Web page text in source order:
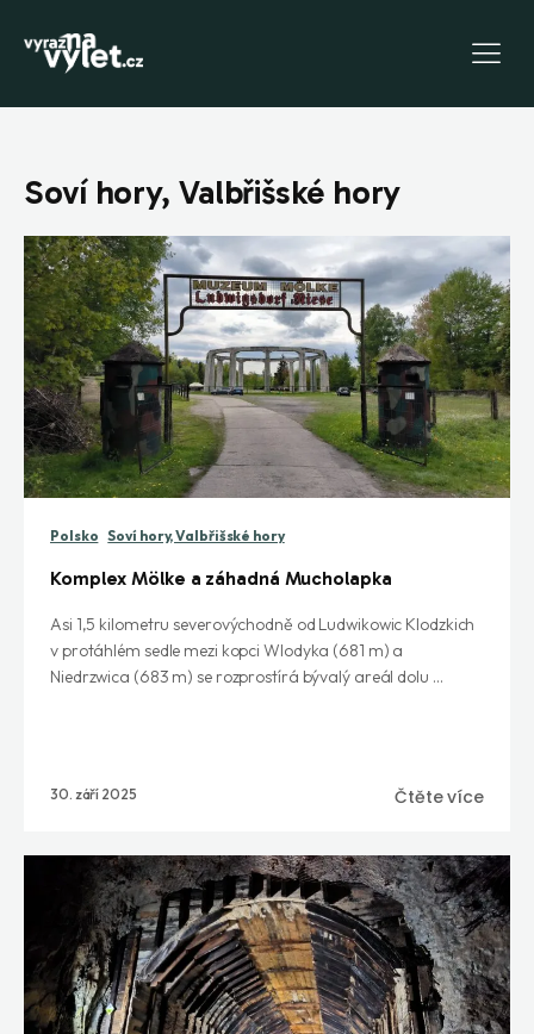
Soví hory, Valbřišské hory
Polsko Soví hory, Valbřišské hory
Komplex Mölke a záhadná Mucholapka
Asi 1,5 kilometru severovýchodně od Ludwikowic Klodzkich
v protáhlém sedle mezi kopci Wlodyka (681 m) a
Niedrzwica (683 m) se rozprostírá bývalý areál dolu ...
30. září 2025 Čtěte více